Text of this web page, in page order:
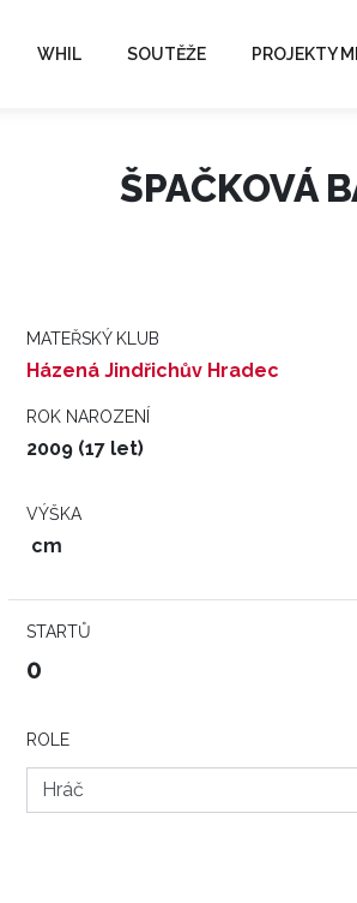
WHIL SOUTĚŽE PROJEKTY
ŠPAČKOVÁ
MATEŘSKÝ KLUB
Házená Jindřichův Hradec
ROK NAROZENÍ
2009 (17 let)
VÝŠKA
cm
STARTŮ
0
ROLE